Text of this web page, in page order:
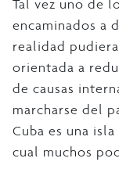
Tal vez uno de
encaminados a
realidad
orientada a
de causas
marcharse del
Cuba es una
cual muchos